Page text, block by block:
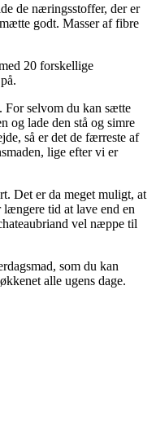
de næringsstoffer, der er
godt. Masser af fibre
20 forskellige
selvom du kan sætte
og lade den stå og simre
så er det de færreste af
lige efter vi er
Det er da meget muligt, at
længere tid at lave end en
vel næppe til
som du kan
alle ugens dage.